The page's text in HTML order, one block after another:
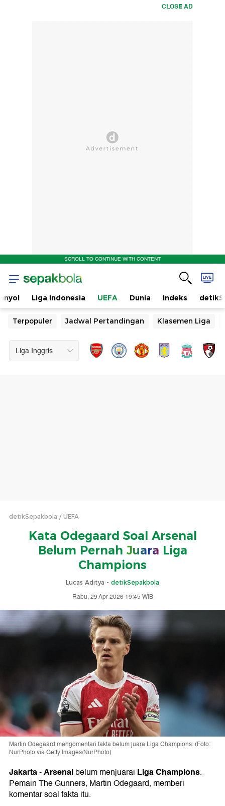
CLOSE AD
SCROLL TO CONTINUE WITH CONTENT
Liga Indonesia UEFA Dunia Indeks
Terpopuler Jadwal Pertandingan Klasemen Liga
detikSepakbola UEFA
Kata Odegaard Soal Arsenal
Belum Pernah Juara Liga
Champions
Lucas Aditya - detikSepakbola
Rabu, 29 Apr 2026 19:45 WIB
Martin Odegaard mengomentari fakta belum juara Liga Champions. (Foto:
NurPhoto via Getty Images/NurPhoto)
Jakarta-Arsenalbelum menjuarai Liga Champions.
Pemain The Gunners, Martin Odegaard, memberi
komentar soal fakta itu.